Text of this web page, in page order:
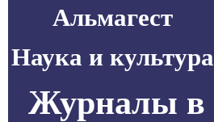
Альмагест
Наука и культура
Журналы в